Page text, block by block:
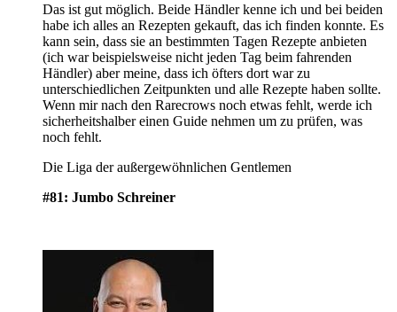
Das ist gut möglich. Beide Händler kenne ich und bei beiden
habe ich alles an Rezepten gekauft, das ich finden konnte. Es
kann sein, dass sie an bestimmten Tagen Rezepte anbieten
(ich war beispielsweise nicht jeden Tag beim fahrenden
Händler) aber meine, dass ich öfters dort war zu
unterschiedlichen Zeitpunkten und alle Rezepte haben sollte.
Wenn mir nach den Rarecrows noch etwas fehlt, werde ich
sicherheitshalber einen Guide nehmen um zu prüfen, was
noch fehlt.
Die Liga der außergewöhnlichen Gentlemen
#81: Jumbo Schreiner